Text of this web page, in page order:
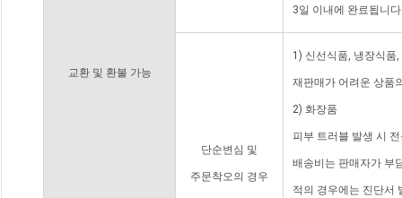
교환 및 환불 가능
3일 이내에 완료됩니
단순변심 및
주문착오의 경우
1) 신선식품, 냉장식품
재판매가 어려운 상품
2) 화장품
피부 트러블 발생 시
배송비는 판매자가 부
적의 경우에는 진단서